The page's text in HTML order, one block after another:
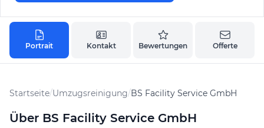
Portrait Kontakt Bewertungen Offerte
Startseite/Umzugsreinigung/BS Facility Service GmbH
Über BS Facility Service GmbH